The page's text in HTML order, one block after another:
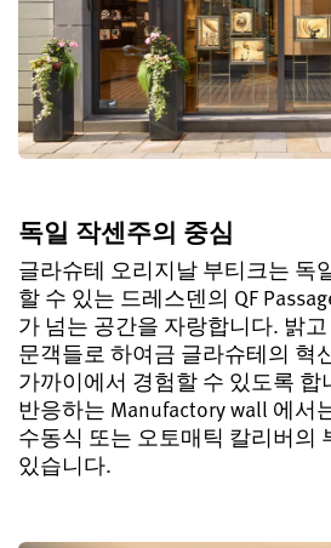
독일 작센주의 중심
글라슈테 오리지날 부티크는 독
할 수 있는 드레스덴의 QF
가 넘는 공간을 자랑합니다. 밝
문객들로 하여금 글라슈테의 혁
가까이에서 경험할 수 있도록 합
반응하는 Manufactory wall 에서
수동식 또는 오토매틱 칼리버의
있습니다.